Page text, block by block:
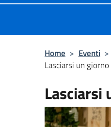
Home > Eventi >
Lasciarsi un
Lasciarsi